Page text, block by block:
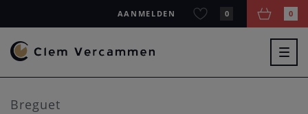
AANMELDEN 0 0
Breguet